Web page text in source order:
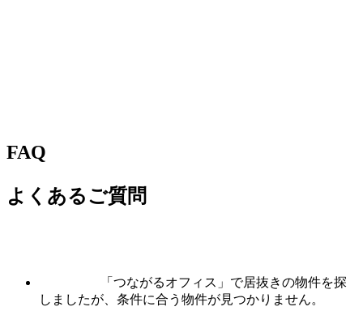
FAQ
よくあるご質問
「つながるオフィス」で居抜きの物件を探
しましたが、条件に合う物件が見つかりません。